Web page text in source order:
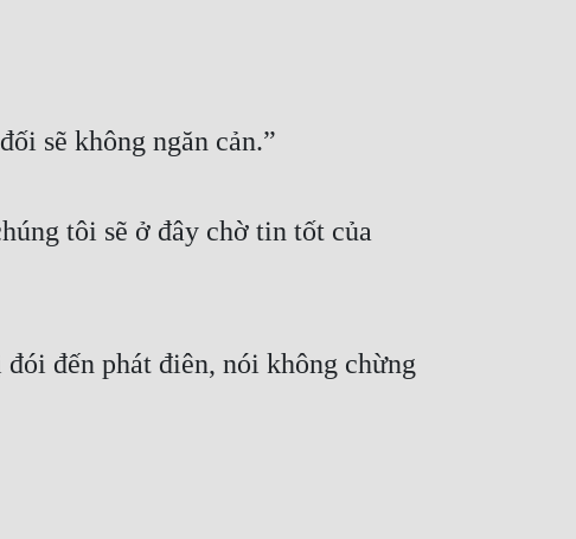
sẽ không ngăn cản.”
tôi sẽ ở đây chờ tin tốt của
đến phát điên, nói không chừng